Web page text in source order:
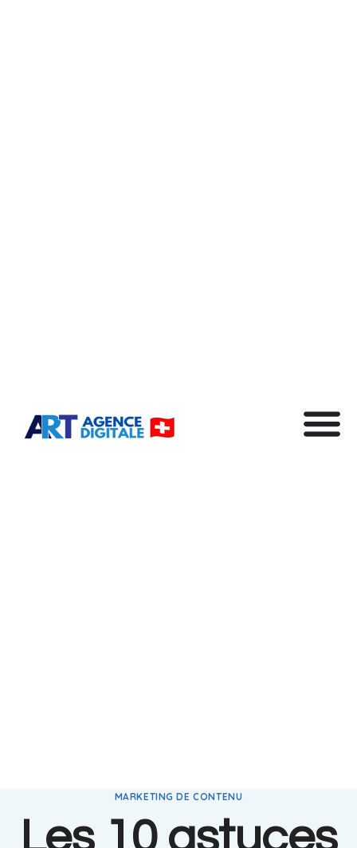
MARKETING DE CONTENU